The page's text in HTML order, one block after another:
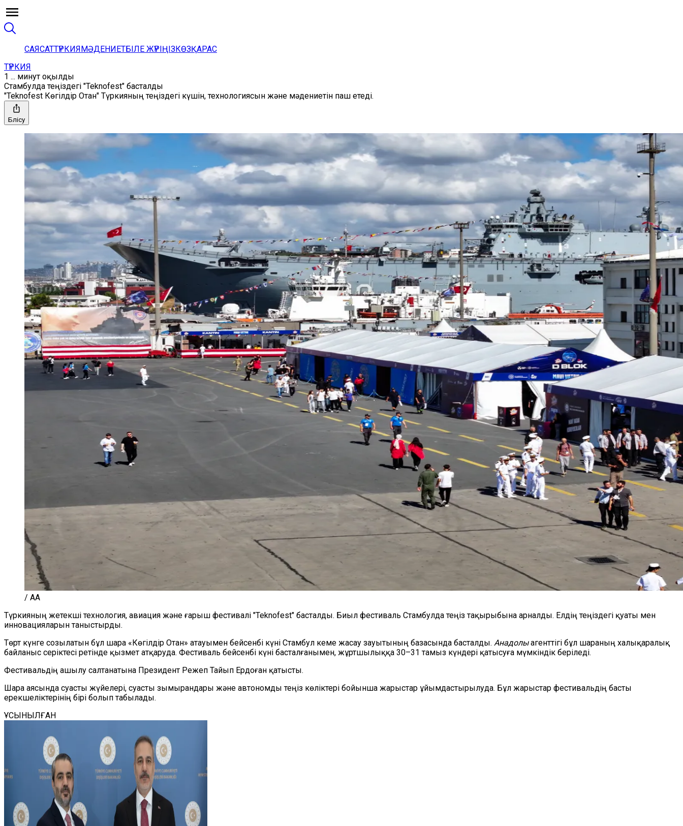
САЯСАТТҮРКИЯМӘДЕНИЕТБІЛЕ ЖҮРІҢІЗКӨЗҚАРАС
ТҮРКИЯ
1 ... минут оқылды
Стамбулда теңіздегі "Teknofest" басталды
"Teknofest Көгілдір Отан" Түркияның теңіздегі күшін, технологиясын және мәдениетін паш етеді.
Бөлісу
/ AA
Түркияның жетекші технология, авиация және ғарыш фестивалі "Teknofest" басталды. Биыл фестиваль Стамбулда теңіз тақырыбына арналды. Елдің теңіздегі қуаты мен
инновацияларын таныстырды.
Төрт күнге созылатын бұл шара «Көгілдір Отан» атауымен бейсенбі күні Стамбул кеме жасау зауытының базасында басталды. Анадолыагенттігі бұл шараның халықаралық
байланыс серіктесі ретінде қызмет атқаруда. Фестиваль бейсенбі күні басталғанымен, жұртшылыққа 30–31 тамыз күндері қатысуға мүмкіндік беріледі.
Фестивальдің ашылу салтанатына Президент Режеп Тайып Ердоған қатысты.
Шара аясында суасты жүйелері, суасты зымырандары және автономды теңіз көліктері бойынша жарыстар ұйымдастырылуда. Бұл жарыстар фестивальдің басты
ерекшеліктерінің бірі болып табылады.
ҰСЫНЫЛҒАН